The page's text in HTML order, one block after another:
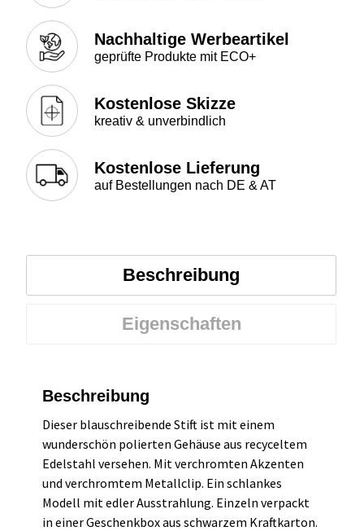
Nachhaltige Werbeartikel
geprüfte Produkte mit ECO+
Kostenlose Skizze
kreativ & unverbindlich
Kostenlose Lieferung
auf Bestellungen nach DE & AT
Beschreibung
Eigenschaften
Beschreibung
Dieser blauschreibende Stift ist mit einem
wunderschön polierten Gehäuse aus recyceltem
Edelstahl versehen. Mit verchromten Akzenten
und verchromtem Metallclip. Ein schlankes
Modell mit edler Ausstrahlung. Einzeln verpackt
in einer Geschenkbox aus schwarzem Kraftkarton.